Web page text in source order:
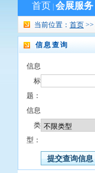
首页 会展服务
当前位置： 首页 >>
信息查询
信息
标
题：
信息
类
型：